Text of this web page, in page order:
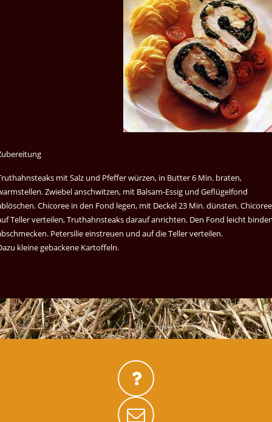
mit Salz und Pfeffer würzen, in Butter 6 Min. braten,
Zwiebel anschwitzen, mit Balsam-Essig und Geflügelfond
Chicoree in den Fond legen, mit Deckel 23 Min. dünsten. Chicoree
Teller verteilen, Truthahnsteaks darauf anrichten. Den Fond leicht
Petersilie einstreuen und auf die Teller verteilen.
kleine gebackene Kartoffeln.